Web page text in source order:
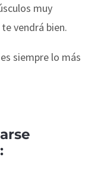
muy
vendrá bien.
es siempre lo más